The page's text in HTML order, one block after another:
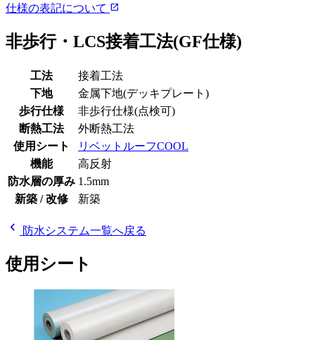
仕様の表記について open_in_new
非歩行・LCS接着工法(GF仕様)
工法
接着工法
下地
金属下地(デッキプレート)
歩行仕様
非歩行仕様(点検可)
断熱工法
外断熱工法
使用シート
リベットルーフCOOL
機能
高反射
防水層の厚み 1.5mm
新築 / 改修
新築
chevron_left 防水システム一覧へ戻る
使用シート